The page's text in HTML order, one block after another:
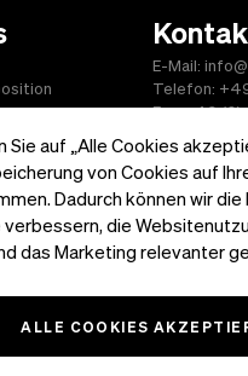
Sie auf „Alle Cookies
von Cookies auf
Dadurch können wir
die
das Marketing relevanter
ALLE COOKIES
E-Mail:
Telefon:
Fax: +49
Start|Informationen|AGB|
©2026 musicfox.com -